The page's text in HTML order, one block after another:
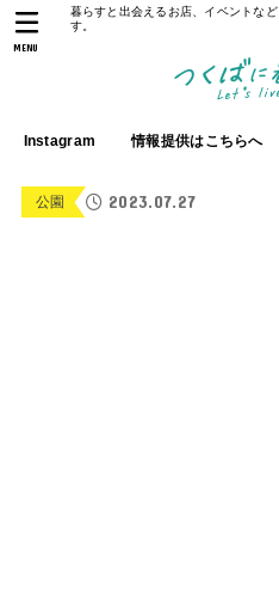
暮らすと出会えるお店、イベントな
す。
Instagram 情報提供はこちらへ
MENU
公園 2023.07.27